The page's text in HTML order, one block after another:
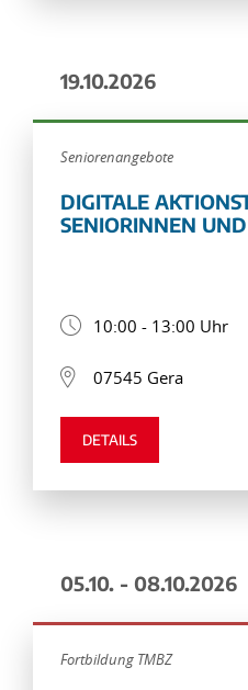
19.10.2026
Seniorenangebote
DIGITALE
SENIORINNEN
10:00 - 13:00 Uhr
07545 Gera
DETAILS
05.10. - 08.10.2026
Fortbildung TMBZ